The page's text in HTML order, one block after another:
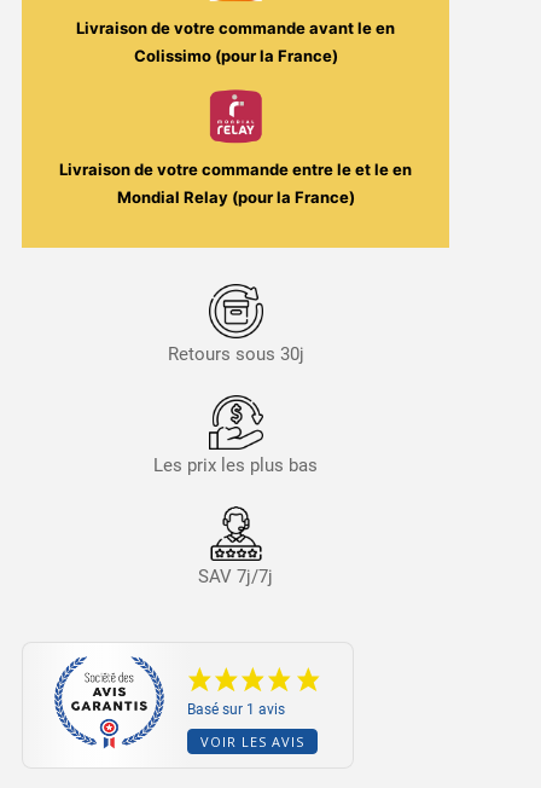
Livraison de votre commande avant leen
Colissimo (pour la France)
Livraison de votre commande entre leet leen
Mondial Relay (pour la France)
Retours sous 30j
Les prix les plus bas
SAV 7j/7j
Basé sur 1 avis
VOIR LES AVIS